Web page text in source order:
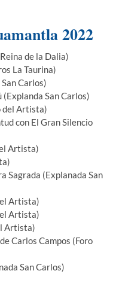
2022
de la Dalia)
La Taurina)
Carlos)
San Carlos)
del Artista)
con El Gran Silencio
Artista)
Sagrada (Explanada San
Artista)
Artista)
Artista)
Carlos Campos (Foro
San Carlos)